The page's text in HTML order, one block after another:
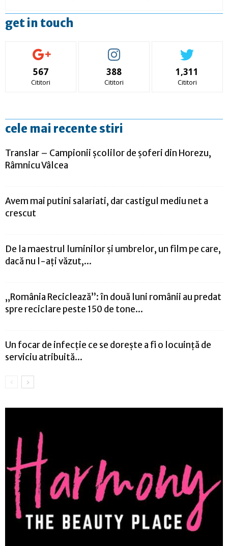
get in touch
567
Cititori
388
Cititori
1,311
Cititori
cele mai recente stiri
Translar – Campionii şcolilor de şoferi din Horezu,
Râmnicu Vâlcea
Avem mai putini salariati, dar castigul mediu net a
crescut
De la maestrul luminilor și umbrelor, un film pe care,
dacă nu l-ați văzut,...
„România Reciclează”: în două luni românii au predat
spre reciclare peste 150 de tone...
Un focar de infecție ce se dorește a fi o locuință de
serviciu atribuită...